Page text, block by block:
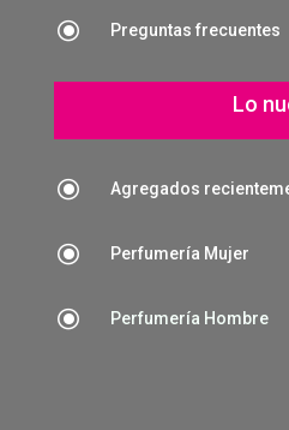
\ Preguntas frecuentes
Lo
\ Agregados
\ Perfumería Mujer
\ Perfumería Hombre